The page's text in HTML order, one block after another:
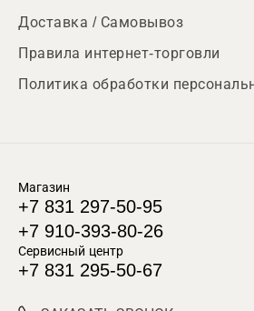
Доставка / Самовывоз
Правила интернет-торговли
Политика обработки
Магазин
+7 831 297-50-95
+7 910-393-80-26
Сервисный центр
+7 831 295-50-67